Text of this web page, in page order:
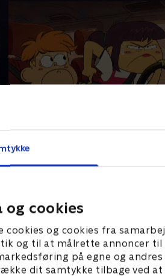
og cookies
cookies og cookies fra
og til at målrette annoncer
på egne og
dit samtykke tilbage ved at
Lily og Jack forsømmer hele tiden
tvinger Min og Jack til at forhale
inspektørs ankomst.